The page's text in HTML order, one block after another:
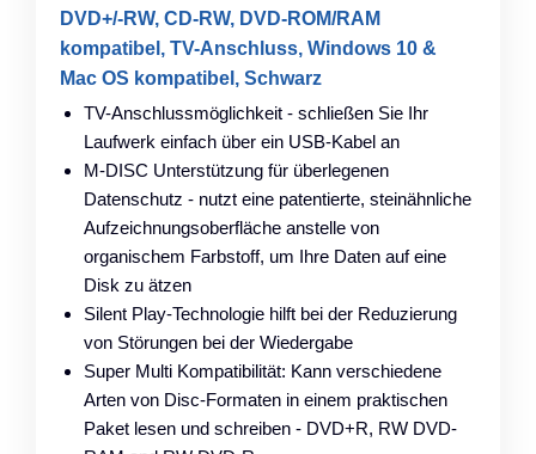
DVD+/-RW, CD-RW, DVD-ROM/RAM
kompatibel, TV-Anschluss, Windows 10 &
Mac OS kompatibel, Schwarz
TV-Anschlussmöglichkeit - schließen Sie Ihr
Laufwerk einfach über ein USB-Kabel an
M-DISC Unterstützung für überlegenen
Datenschutz - nutzt eine patentierte, steinähnliche
Aufzeichnungsoberfläche anstelle von
organischem Farbstoff, um Ihre Daten auf eine
Disk zu ätzen
Silent Play-Technologie hilft bei der Reduzierung
von Störungen bei der Wiedergabe
Super Multi Kompatibilität: Kann verschiedene
Arten von Disc-Formaten in einem praktischen
Paket lesen und schreiben - DVD+R, RW DVD-